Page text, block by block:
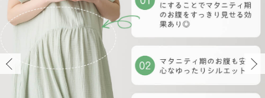
マタニティ スカート
マタニティ トップス
マタニティ アウター（コート）・ママコート
妊婦帯・腹帯・産前ガードル
マタニティ 授乳 キャミソール
産褥ショーツ
骨盤・マタニティベルト （妊娠中・産後）
マタニティ ドレス（結婚式・お呼ばれ）
マタニティ フォーマル パンツ・ボトムス
【アウトレット】ボトムス
【アウトレット】パジャマ
【アウトレット】インナー
【アウトレット】ベビー
見えてもカワイイ
コットン素材
冷房対策
接触冷感素材
パンツ
パジャマ
MAX55%OFF ブラック
レギンス
きれいめスカート派
きれいめ美脚パンツ派
ツィード派
ベビー
【フォーマル】トッ
【ベビー】グッズ
コンビ肌着
セット
快適ウェア10%OFF
Iライン ・タイトシル
ジャンパースカート/
ワーク・オフィス
〜10,000円（税込）
10,001円（税込）〜
女の子におススメの
男の子におススメの
腹巻・ひざ上パンツ
レギンス・タイツ
産後に使うグッズ
【冬のあったか特集
【冬のあったか特集